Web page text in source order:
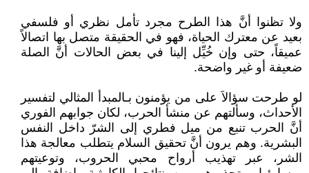
ولا تظنوا أنَّ هذا الطرح مجرد تأمل نظري أو فلسفي
بعيد عن معترك الحياة، فهو في الحقيقة متصل بها اتصالاً
عميقاً، حتى وإن خُيِّل إلينا في بعض الحالات أنَّ الصلة
ضعيفة أو غير واضحة.
لو طرحت سؤالاَ على من يؤمنون بـالمبدأ المثالي لتفسير
الأحداث، وسألتهم عن منشأ الحرب، لكان جوابهم الفوري
أنَّ الحرب تنبع من ميل فطري إلى الشرّ داخل النفس
البشرية. وهم يرون أنَّ تحقيق السلام يتطلب معالجة هذا
الشر، عبر تهذيب أرواح محبي الحروب، وتوعيتهم